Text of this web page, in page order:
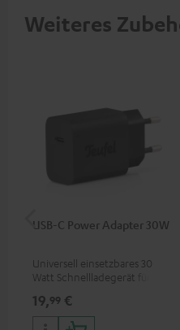
Weiteres
USB-C Power Adapter 30W
Universell einsetzbares 30
Watt Schnellladegerät für
Apple iPhones, Android
Smartphones, Tablets und
19,99 €